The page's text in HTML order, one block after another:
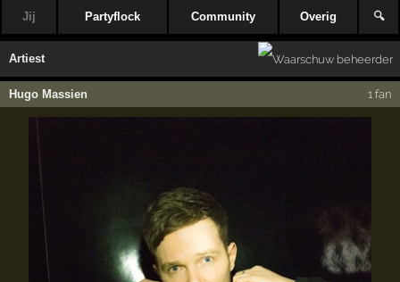
Jij Partyflock Community Overig 🔍
Artiest
Hugo Massien 1 fan